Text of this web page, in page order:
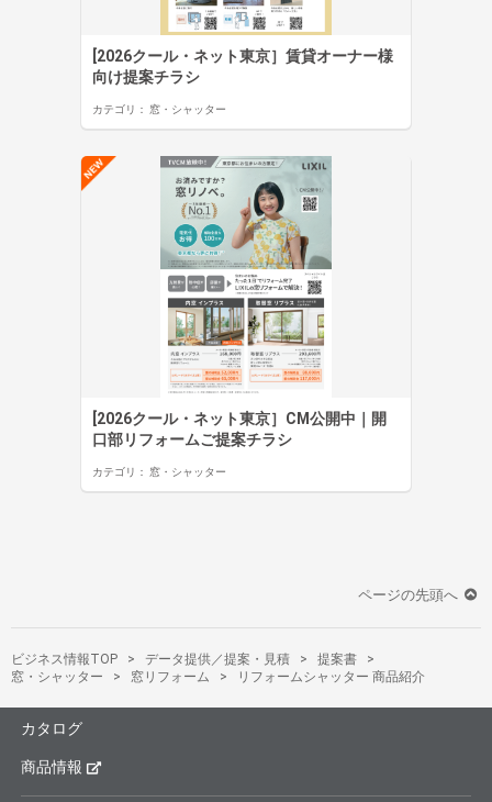
[2026クール・ネット東京］賃貸オーナー様
向け提案チラシ
カテゴリ： 窓・シャッター
[2026クール・ネット東京］CM公開中｜開
口部リフォームご提案チラシ
カテゴリ： 窓・シャッター
ページの先頭へ
ビジネス情報TOP データ提供／提案・見積
提案書
窓・シャッター
窓リフォーム リフォームシャッター 商品紹介
カタログ
商品情報